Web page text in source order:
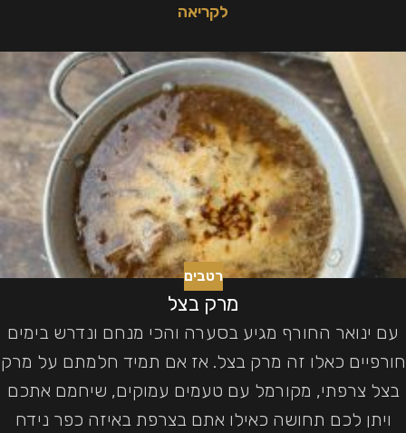
לקריאה
רטבים
מרק בצל
עם ינואר החורף מגיע בסערה והכי מנחם ונדרש בימים
חורפיים כאלו זה מרק בצל. אז אם תמיד חלמתם על מרק
בצל צרפתי, מקורמל עם טעמים עמוקים, שיחמם אתכם
ויתן לכם תחושה כאילו אתם בצרפת באיזה כפר נידח